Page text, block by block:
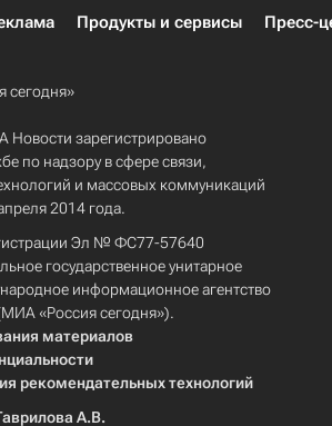
Продукты и сервисы Пресс-
сегодня»
Новости зарегистрировано
по надзору в сфере связи,
и массовых коммуникаций
2014 года.
Эл № ФС77-57640
государственное унитарное
информационное агентство
«Россия сегодня»).
материалов
рекомендательных технологий
А.В.